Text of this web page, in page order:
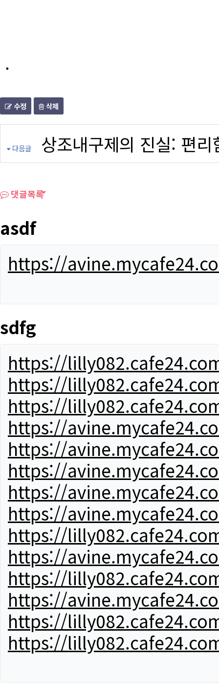
.
수정 삭제
다음글 상조내구제의 진실: 편
댓글목록
asdf
https://
sdfg
https://
https://
https://
https://
https://
https://
https://
https://
https://
https://
https://
https://
https://
https://